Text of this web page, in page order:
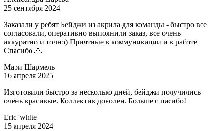
25 сентября 2024
Заказали у ребят Бейджи из акрила для команды - быстро все
согласовали, оперативно выполнили заказ, все очень
аккуратно и точно) Приятные в коммуникации и в работе.
Спасибо 🙏
Мари Шармель
16 апреля 2025
Изготовили быстро за несколько дней, бейджи получились
очень красивые. Коллектив доволен. Больше с пасибо!
Eric 'white
15 апреля 2024